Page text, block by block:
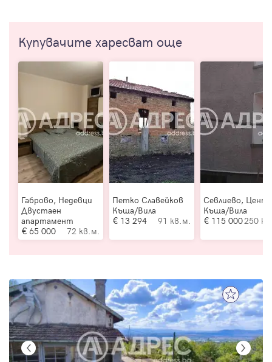
Купувачите харесват още
Габрово, Недевци
Двустаен
апартамент
65 000
72 кв.м.
Петко Славейков
Къща/Вила
13 294
91 кв.м.
Севлиево,
Къща/Вила
115 000250